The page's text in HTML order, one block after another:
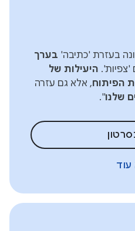
בעזרת 'כתיבה' בערך
היעילות של
הפיתוח, אלא גם עזרה
שלנו".